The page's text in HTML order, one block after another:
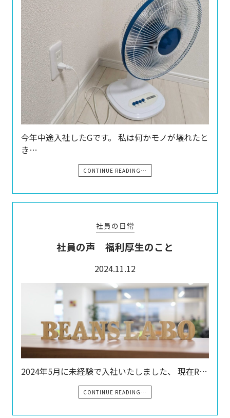
今年中途入社したGです。 私は何かモノが壊れたと
き…
CONTINUE READING…
社員の日常
社員の声 福利厚生のこと
2024.11.12
2024年5月に未経験で入社いたしました、 現在R…
CONTINUE READING…